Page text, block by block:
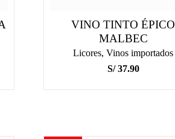
VINO TINTO ÉPICO
MALBEC
Licores, Vinos importados
S/37.90